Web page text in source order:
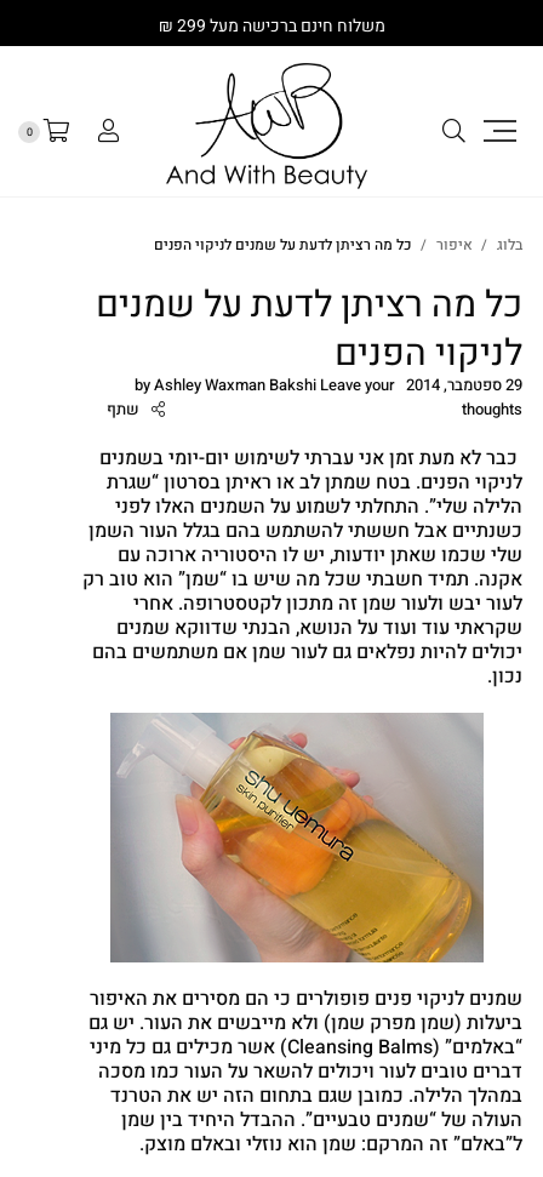
משלוח חינם ברכישה מעל 299 ₪
0
בלוג איפור כל מה רציתן לדעת על שמנים לניקוי הפנים
כל מה רציתן לדעת על שמנים
לניקוי הפנים
29 ספטמבר, 2014 byAshley Waxman Bakshi Leave your
thoughts
שתף
כבר לא מעת זמן אני עברתי לשימוש יום-יומי בשמנים
לניקוי הפנים. בטח שמתן לב או ראיתן בסרטון “שגרת
הלילה שלי”. התחלתי לשמוע על השמנים האלו לפני
כשנתיים אבל חששתי להשתמש בהם בגלל העור השמן
שלי שכמו שאתן יודעות, יש לו היסטוריה ארוכה עם
אקנה. תמיד חשבתי שכל מה שיש בו “שמן” הוא טוב רק
לעור יבש ולעור שמן זה מתכון לקטסטרופה. אחרי
שקראתי עוד ועוד על הנושא, הבנתי שדווקא שמנים
יכולים להיות נפלאים גם לעור שמן אם משתמשים בהם
נכון.
שמנים לניקוי פנים פופולרים כי הם מסירים את האיפור
ביעלות (שמן מפרק שמן) ולא מייבשים את העור. יש גם
“באלמים” (Cleansing Balms) אשר מכילים גם כל מיני
דברים טובים לעור ויכולים להשאר על העור כמו מסכה
במהלך הלילה. כמובן שגם בתחום הזה יש את הטרנד
העולה של “שמנים טבעיים”. ההבדל היחיד בין שמן
ל”באלם” זה המרקם: שמן הוא נוזלי ובאלם מוצק.